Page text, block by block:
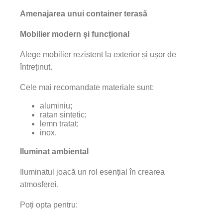
Amenajarea unui container terasă
Mobilier modern și funcțional
Alege mobilier rezistent la exterior și ușor de
întreținut.
Cele mai recomandate materiale sunt:
aluminiu;
ratan sintetic;
lemn tratat;
inox.
Iluminat ambiental
Iluminatul joacă un rol esențial în crearea
atmosferei.
Poți opta pentru: